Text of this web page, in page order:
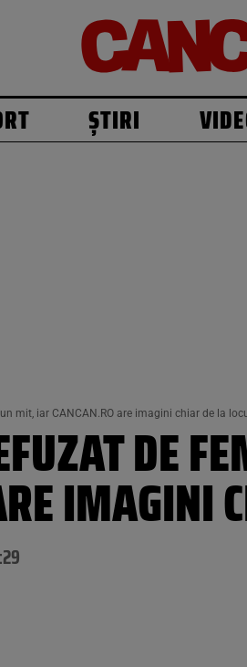
ȘTIRI
mit, iar CANCAN.RO are imagini chiar de la
DE
IMAGINI